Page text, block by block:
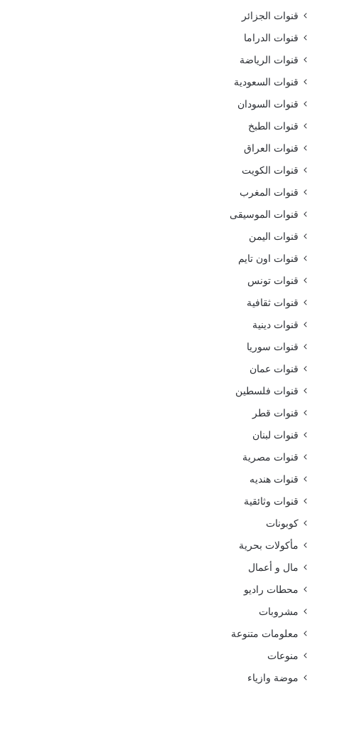
قنوات الجزائر
قنوات الدراما
قنوات الرياضة
قنوات السعودية
قنوات السودان
قنوات الطبخ
قنوات العراق
قنوات الكويت
قنوات المغرب
قنوات الموسيقى
قنوات اليمن
قنوات اون تايم
قنوات تونس
قنوات ثقافية
قنوات دينية
قنوات سوريا
قنوات عمان
قنوات فلسطين
قنوات قطر
قنوات لبنان
قنوات مصرية
قنوات هنديه
قنوات وثائقية
كوبونات
مأكولات بحرية
مال و أعمال
محطات راديو
مشروبات
معلومات متنوعة
منوعات
موضة وازياء